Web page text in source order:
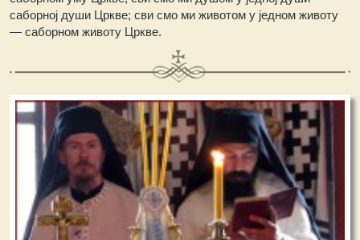
саборној души Цркве; сви смо ми животом у једном животу
— саборном животу Цркве.